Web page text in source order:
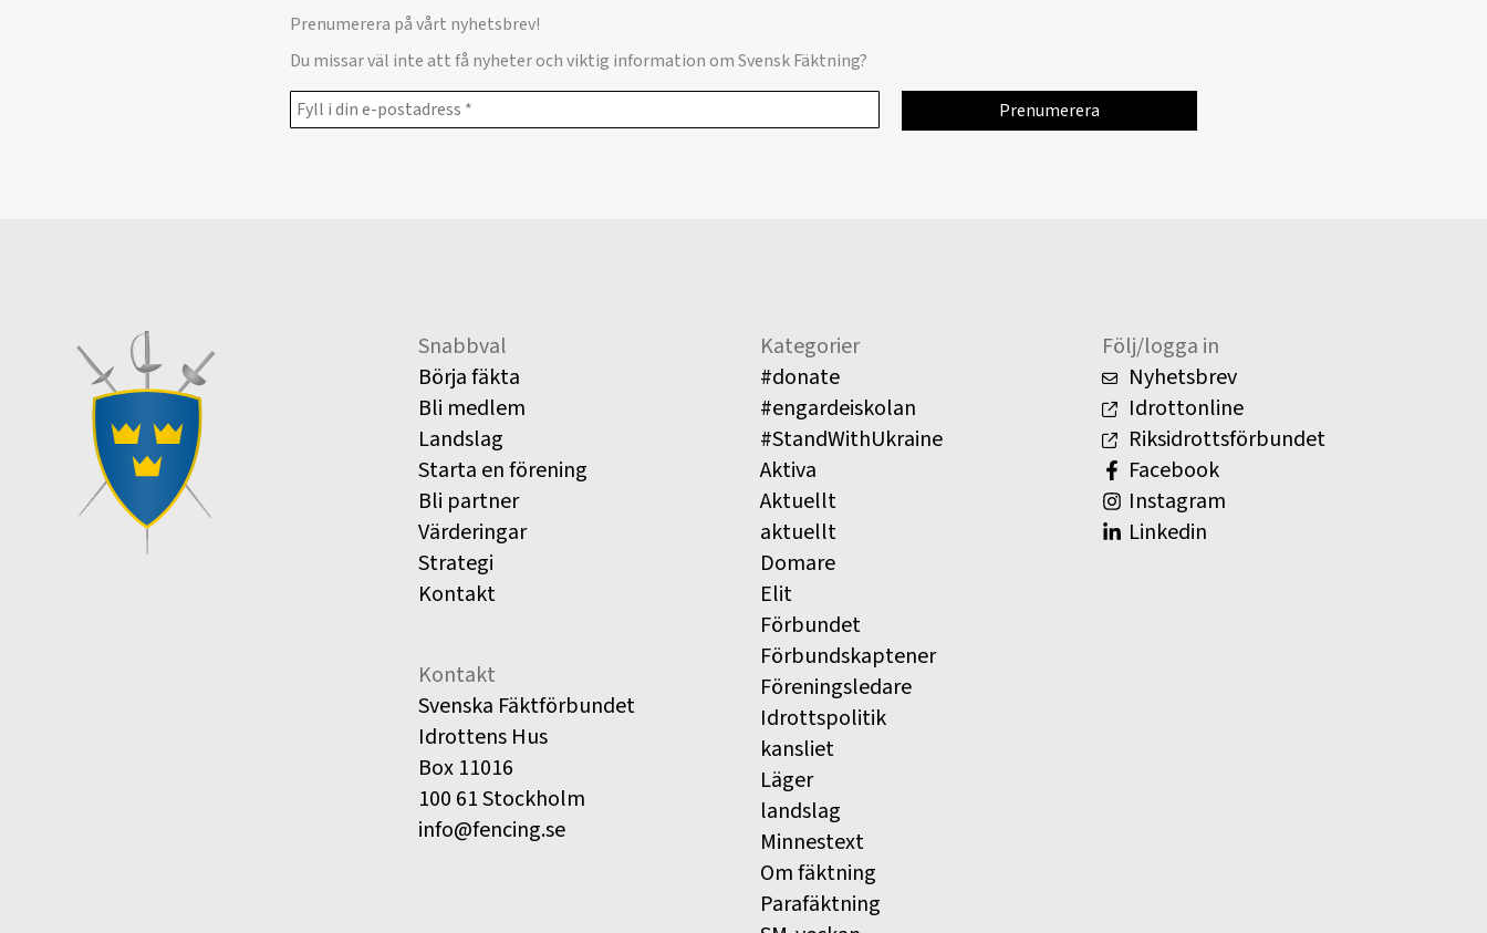
Prenumerera på vårt nyhetsbrev!
Du missar väl inte att få nyheter och viktig information om Svensk Fäktning?
Snabbval
Börja fäkta
Bli medlem
Landslag
Starta en förening
Bli partner
Värderingar
Strategi
Kontakt
Kontakt
Svenska Fäktförbundet
Idrottens Hus
Box 11016
100 61 Stockholm
info@fencing.se
Kategorier
#donate
#engardeiskolan
#StandWithUkraine
Aktiva
Aktuellt
aktuellt
Domare
Elit
Förbundet
Förbundskaptener
Föreningsledare
Idrottspolitik
kansliet
Läger
landslag
Minnestext
Om fäktning
Parafäktning
Följ/logga in
Nyhetsbrev
Idrottonline
Riksidrottsförbundet
Facebook
Instagram
Linkedin